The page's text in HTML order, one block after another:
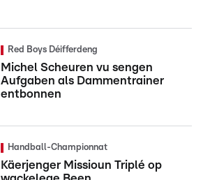
Red Boys Déifferdeng
Michel Scheuren vu sengen
Aufgaben als Dammentrainer
entbonnen
Handball-Championnat
Käerjenger Missioun Triplé op